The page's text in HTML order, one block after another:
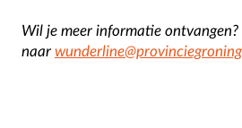
Wil je meer informatie
naar